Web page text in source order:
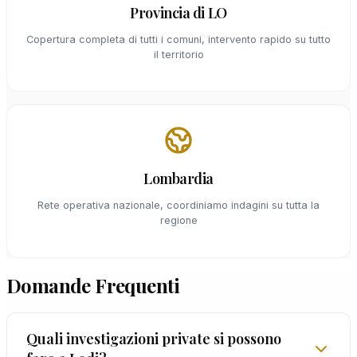
Provincia di LO
Copertura completa di tutti i comuni, intervento rapido su tutto
il territorio
Lombardia
Rete operativa nazionale, coordiniamo indagini su tutta la
regione
Domande Frequenti
Quali investigazioni private si possono